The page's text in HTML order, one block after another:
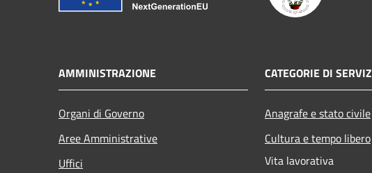
AMMINISTRAZIONE
Organi di Governo
Aree Amministrative
Uffici
CATEGORIE DI
Anagrafe e stato civile
Cultura e tempo libero
Vita lavorativa